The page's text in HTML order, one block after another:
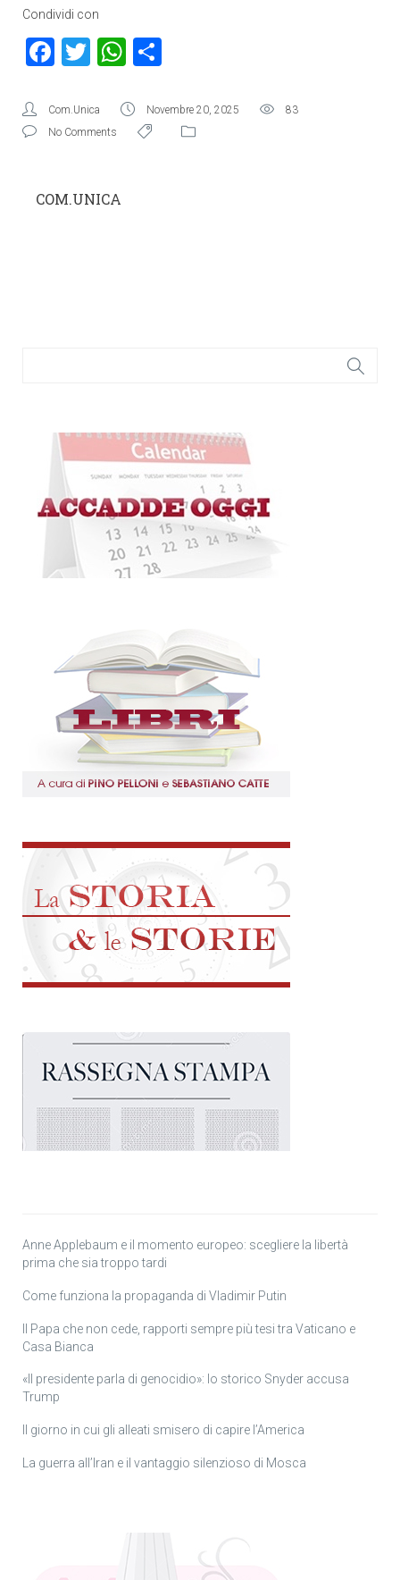
Condividi con
Facebook
TwitterWhatsApp
Com.Unica Novembre 20, 2025
83
No Comments
COM.UNICA
Anne Applebaum e il momento europeo: scegliere la libertà
prima che sia troppo tardi
Come funziona la propaganda di Vladimir Putin
Il Papa che non cede, rapporti sempre più tesi tra Vaticano e
Casa Bianca
«Il presidente parla di genocidio»: lo storico Snyder accusa
Trump
Il giorno in cui gli alleati smisero di capire l’America
La guerra all’Iran e il vantaggio silenzioso di Mosca